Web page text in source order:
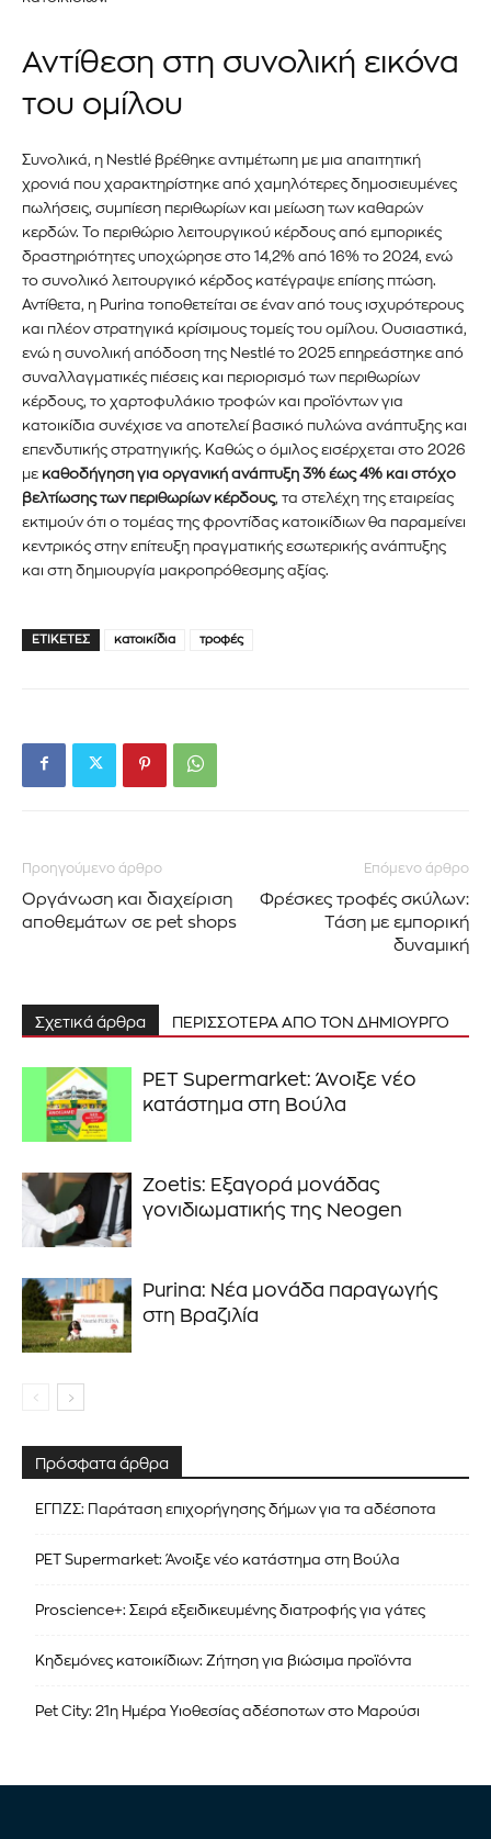
Αντίθεση στη συνολική εικόνα
του ομίλου
Συνολικά, η Nestlé βρέθηκε αντιμέτωπη με μια απαιτητική
χρονιά που χαρακτηρίστηκε από χαμηλότερες δημοσιευμένες
πωλήσεις, συμπίεση περιθωρίων και μείωση των καθαρών
κερδών. Το περιθώριο λειτουργικού κέρδους από εμπορικές
δραστηριότητες υποχώρησε στο 14,2% από 16% το 2024, ενώ
το συνολικό λειτουργικό κέρδος κατέγραψε επίσης πτώση.
Αντίθετα, η Purina τοποθετείται σε έναν από τους ισχυρότερους
και πλέον στρατηγικά κρίσιμους τομείς του ομίλου. Ουσιαστικά,
ενώ η συνολική απόδοση της Nestlé το 2025 επηρεάστηκε από
συναλλαγματικές πιέσεις και περιορισμό των περιθωρίων
κέρδους, το χαρτοφυλάκιο τροφών και προϊόντων για
κατοικίδια συνέχισε να αποτελεί βασικό πυλώνα ανάπτυξης και
επενδυτικής στρατηγικής. Καθώς ο όμιλος εισέρχεται στο 2026
με καθοδήγηση για οργανική ανάπτυξη 3% έως 4% και στόχο
βελτίωσης των περιθωρίων κέρδους, τα στελέχη της εταιρείας
εκτιμούν ότι ο τομέας της φροντίδας κατοικίδιων θα παραμείνει
κεντρικός στην επίτευξη πραγματικής εσωτερικής ανάπτυξης
και στη δημιουργία μακροπρόθεσμης αξίας.
ΕΤΙΚΈΤΕΣ κατοικίδια τροφές
Προηγούμενο άρθρο
Οργάνωση και διαχείριση
αποθεμάτων σε pet shops
Επόμενο άρθρο
Φρέσκες τροφές σκύλων:
Τάση με εμπορική
δυναμική
Σχετικά άρθρα ΠΕΡΙΣΣΟΤΕΡΑ ΑΠΟ ΤΟΝ ΔΗΜΙΟΥΡΓΟ
PET Supermarket: Άνοιξε νέο
κατάστημα στη Βούλα
Zoetis: Εξαγορά μονάδας
γονιδιωματικής της Neogen
Purina: Νέα μονάδα παραγωγής
στη Βραζιλία
Πρόσφατα άρθρα
ΕΓΠΖΣ: Παράταση επιχορήγησης δήμων για τα αδέσποτα
PET Supermarket: Άνοιξε νέο κατάστημα στη Βούλα
Proscience+: Σειρά εξειδικευμένης διατροφής για γάτες
Κηδεμόνες κατοικίδιων: Ζήτηση για βιώσιμα προϊόντα
Pet City: 21η Ημέρα Υιοθεσίας αδέσποτων στο Μαρούσι